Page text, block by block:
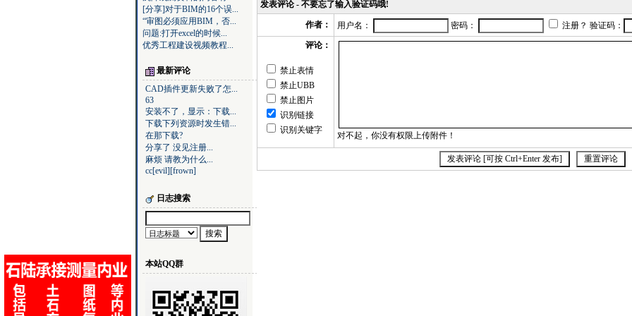
[分享]对于BIM的16个误...
“审图必须应用BIM，否...
问题:打开excel的时候...
优秀工程建设视频教程...
最新评论
CAD插件更新失败了怎...
63
安装不了，显示：下载...
下载下列资源时发生错...
在那下载?
分享了 没见注册...
麻烦 请教为什么...
cc[evil][frown]
日志搜索
本站QQ群
发表评论 - 不要忘了输入验证码哦!
作者： 用户名： 密码：
注册？ 验证码：
评论：
禁止表情
禁止UBB
禁止图片
识别链接
识别关键字